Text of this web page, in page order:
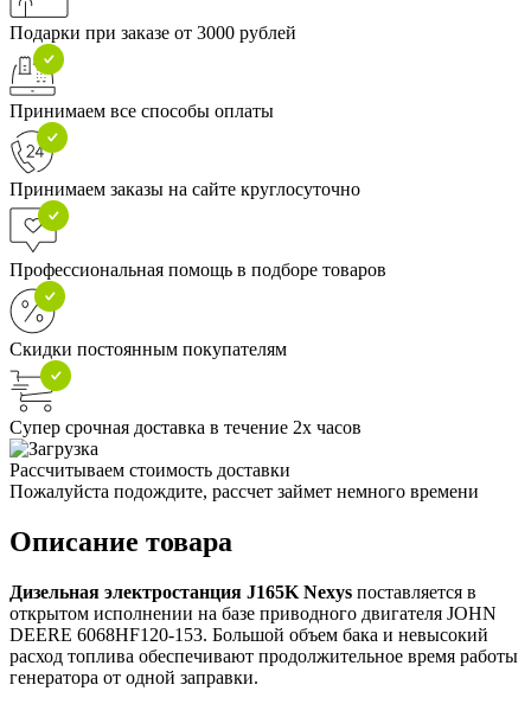
Подарки при заказе от 3000 рублей
Принимаем все способы оплаты
Принимаем заказы на сайте круглосуточно
Профессиональная помощь в подборе товаров
Скидки постоянным покупателям
Супер срочная доставка в течение 2х часов
Рассчитываем стоимость доставки
Пожалуйста подождите, рассчет займет немного времени
Описание товара
Дизельная электростанция J165K Nexys поставляется в
открытом исполнении на базе приводного двигателя JOHN
DEERE 6068HF120-153. Большой объем бака и невысокий
расход топлива обеспечивают продолжительное время работы
генератора от одной заправки.